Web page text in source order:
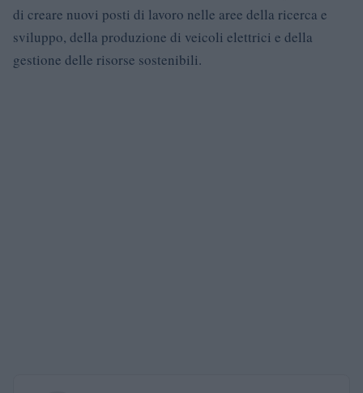
di creare nuovi posti di lavoro nelle aree della ricerca e
sviluppo, della produzione di veicoli elettrici e della
gestione delle risorse sostenibili.